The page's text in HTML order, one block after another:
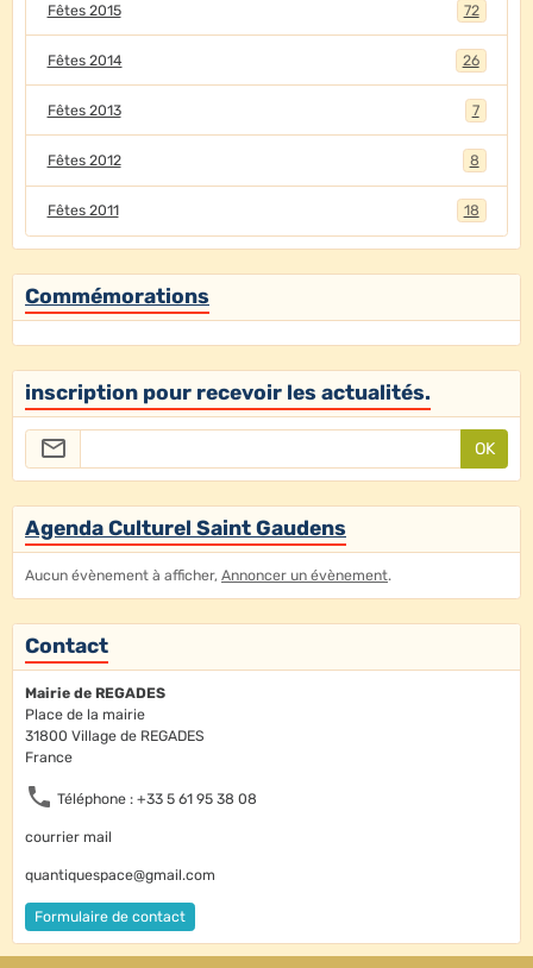
Fêtes 2015 72
Fêtes 2014 26
Fêtes 2013 7
Fêtes 2012 8
Fêtes 2011 18
Commémorations
inscription pour recevoir les actualités.
OK
Agenda Culturel Saint Gaudens
Aucun évènement à afficher, Annoncer un évènement.
Contact
Mairie de REGADES
Place de la mairie
31800 Village de REGADES
France
Téléphone : +33 5 61 95 38 08
courrier mail
quantiquespace@gmail.com
Formulaire de contact